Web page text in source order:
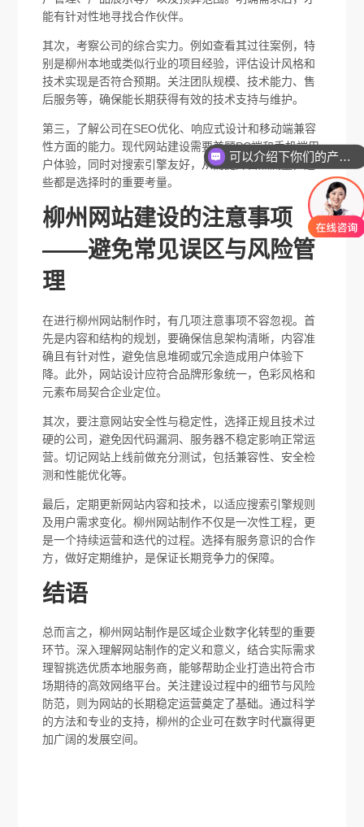
能有针对性地寻找合作伙伴。
其次，考察公司的综合实力。例如查看其过往案例，特
别是柳州本地或类似行业的项目经验，评估设计风格和
技术实现是否符合预期。关注团队规模、技术能力、售
后服务等，确保能长期获得有效的技术支持与维护。
第三，了解公司在SEO优化、响应式设计和移动端兼容
性方面的能力。现代网站建设需要兼顾PC端和手机端用
户体验，同时对搜索引擎友好，从而提升自然流量，这
些都是选择时的重要考量。
柳州网站建设的注意事项
——避免常见误区与风险管
理
在进行柳州网站制作时，有几项注意事项不容忽视。首
先是内容和结构的规划，要确保信息架构清晰，内容准
确且有针对性，避免信息堆砌或冗余造成用户体验下
降。此外，网站设计应符合品牌形象统一，色彩风格和
元素布局契合企业定位。
其次，要注意网站安全性与稳定性，选择正规且技术过
硬的公司，避免因代码漏洞、服务器不稳定影响正常运
营。切记网站上线前做充分测试，包括兼容性、安全检
测和性能优化等。
最后，定期更新网站内容和技术，以适应搜索引擎规则
及用户需求变化。柳州网站制作不仅是一次性工程，更
是一个持续运营和迭代的过程。选择有服务意识的合作
方，做好定期维护，是保证长期竞争力的保障。
结语
总而言之，柳州网站制作是区域企业数字化转型的重要
环节。深入理解网站制作的定义和意义，结合实际需求
理智挑选优质本地服务商，能够帮助企业打造出符合市
场期待的高效网络平台。关注建设过程中的细节与风险
防范，则为网站的长期稳定运营奠定了基础。通过科学
的方法和专业的支持，柳州的企业可在数字时代赢得更
加广阔的发展空间。
可以介绍下你们的产品么